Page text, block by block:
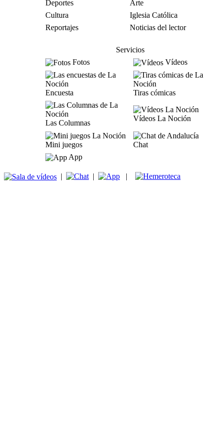
Deportes
Arte
Cultura
Iglesia Católica
Reportajes
Noticias del lector
Servicios
Fotos
Vídeos
Encuesta Tiras cómicas
Las Columnas
Vídeos La Noción
Mini juegos
Chat
App
| | |